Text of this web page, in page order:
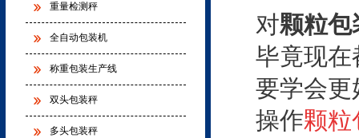
重量检测秤
全自动包装机
称重包装生产线
双头包装秤
多头包装秤
对颗粒包
毕竟现在
要学会更
操作颗粒